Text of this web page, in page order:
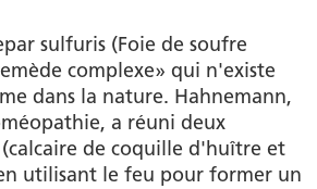
sulfuris (Foie de soufre
complexe» qui n'existe
dans la nature. Hahnemann,
a réuni deux
(calcaire de coquille d'huître et
utilisant le feu pour former un